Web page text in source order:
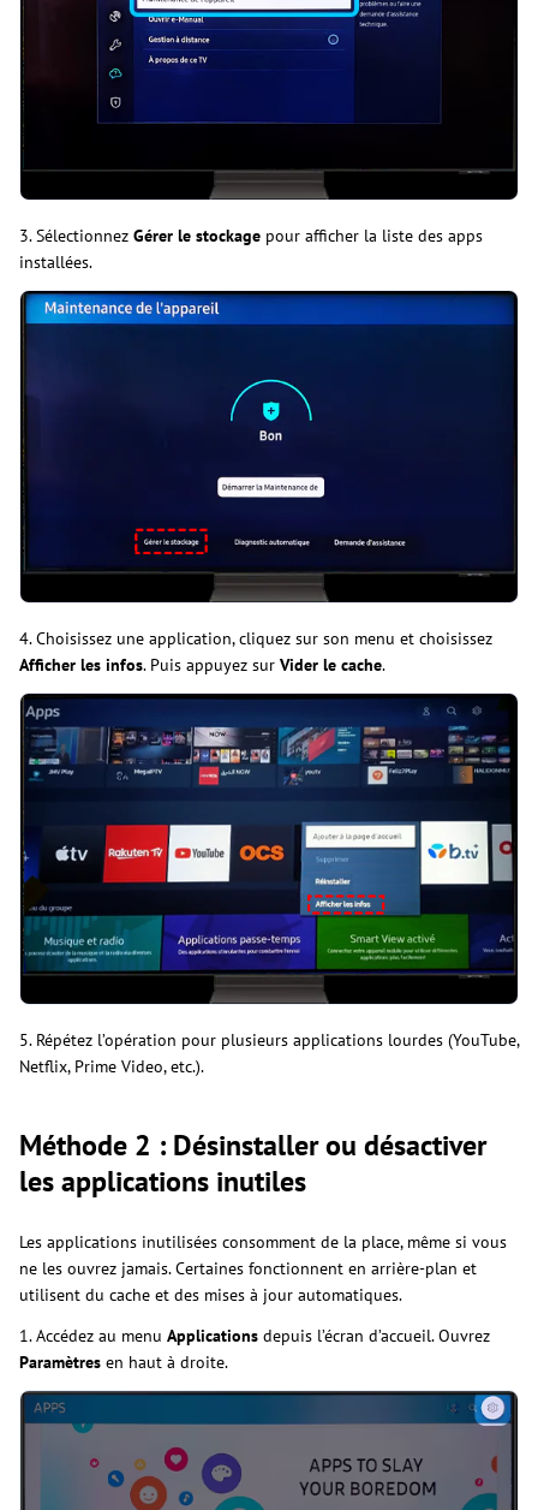
3. Sélectionnez Gérer le stockage pour afficher la liste des apps
installées.
4. Choisissez une application, cliquez sur son menu et choisissez
Afficher les infos. Puis appuyez sur Vider le cache.
5. Répétez l’opération pour plusieurs applications lourdes (YouTube,
Netflix, Prime Video, etc.).
Méthode 2 : Désinstaller ou désactiver
les applications inutiles
Les applications inutilisées consomment de la place, même si vous
ne les ouvrez jamais. Certaines fonctionnent en arrière-plan et
utilisent du cache et des mises à jour automatiques.
1. Accédez au menu Applications depuis l’écran d’accueil. Ouvrez
Paramètres en haut à droite.